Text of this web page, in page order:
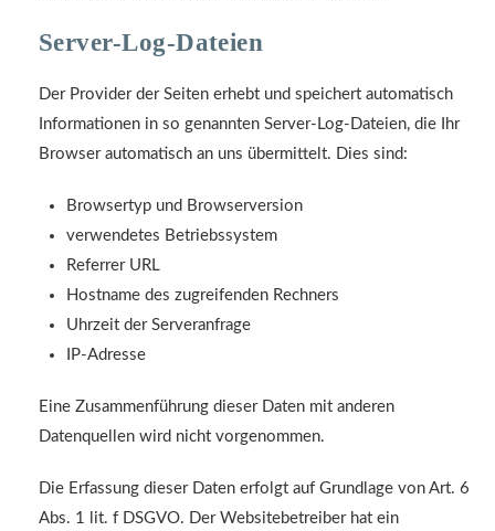
Server-Log-Dateien
Der Provider der Seiten erhebt und speichert automatisch
Informationen in so genannten Server-Log-Dateien, die Ihr
Browser automatisch an uns übermittelt. Dies sind:
Browsertyp und Browserversion
verwendetes Betriebssystem
Referrer URL
Hostname des zugreifenden Rechners
Uhrzeit der Serveranfrage
IP-Adresse
Eine Zusammenführung dieser Daten mit anderen
Datenquellen wird nicht vorgenommen.
Die Erfassung dieser Daten erfolgt auf Grundlage von Art. 6
Abs. 1 lit. f DSGVO. Der Websitebetreiber hat ein